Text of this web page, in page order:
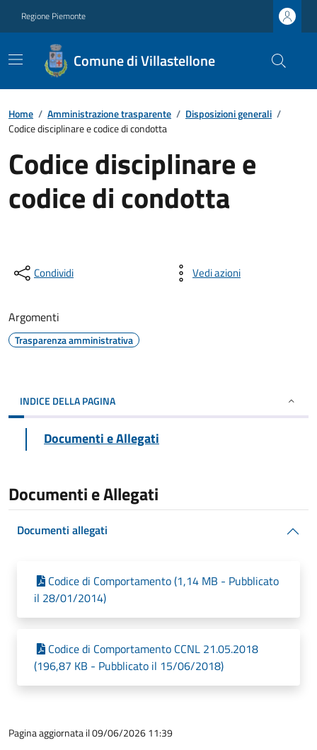
Regione Piemonte
Comune di Villastellone
Home / Amministrazione trasparente / Disposizioni generali /
Codice disciplinare e codice di condotta
Codice disciplinare e
codice di condotta
Condividi Vedi azioni
Argomenti
Trasparenza amministrativa
INDICE DELLA PAGINA
Documenti e Allegati
Documenti e Allegati
Documenti allegati
Codice di Comportamento (1,14 MB - Pubblicato
il 28/01/2014)
Codice di Comportamento CCNL 21.05.2018
(196,87 KB - Pubblicato il 15/06/2018)
Pagina aggiornata il 09/06/2026 11:39